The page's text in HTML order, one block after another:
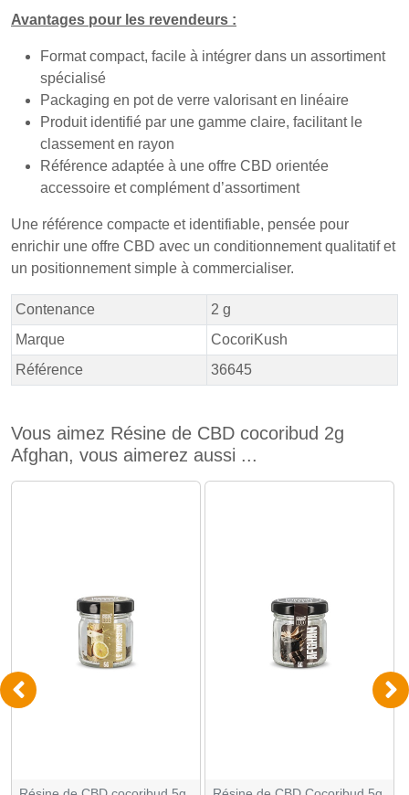
Avantages pour les revendeurs :
Format compact, facile à intégrer dans un assortiment
spécialisé
Packaging en pot de verre valorisant en linéaire
Produit identifié par une gamme claire, facilitant le
classement en rayon
Référence adaptée à une offre CBD orientée
accessoire et complément d’assortiment
Une référence compacte et identifiable, pensée pour
enrichir une offre CBD avec un conditionnement qualitatif et
un positionnement simple à commercialiser.
Contenance
2 g
Marque
CocoriKush
Référence
36645
Vous aimez Résine de CBD cocoribud 2g
Afghan, vous aimerez aussi ...